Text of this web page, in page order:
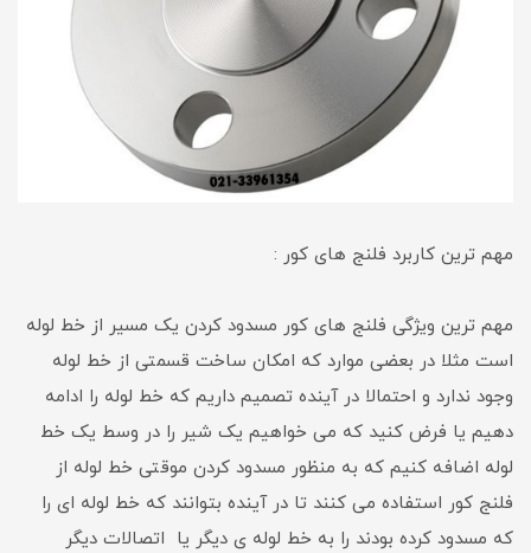
مهم ترین کاربرد فلنج های کور :
مهم ترین ویژگی فلنج های کور مسدود کردن یک مسیر از خط لوله
است مثلا در بعضی موارد که امکان ساخت قسمتی از خط لوله
وجود ندارد و احتمالا در آینده تصمیم داریم که خط لوله را ادامه
دهیم یا فرض کنید که می خواهیم یک شیر را در وسط یک خط
لوله اضافه کنیم که به منظور مسدود کردن موقتی خط لوله از
فلنج کور استفاده می کنند تا در آینده بتوانند که خط لوله ای را
که مسدود کرده بودند را به خط لوله ی دیگر یا اتصالات دیگر